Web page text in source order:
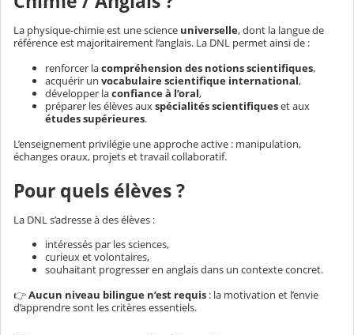
La physique-chimie est une science universelle, dont la langue de
référence est majoritairement l’anglais. La DNL permet ainsi de :
renforcer lacompréhension des notions scientifiques,
acquérir un vocabulaire scientifique international,
développer laconfiance à l’oral,
préparer les élèves auxspécialités scientifiqueset aux
études supérieures.
L’enseignement privilégie une approche active : manipulation,
échanges oraux, projets et travail collaboratif.
Pour quels élèves ?
La DNL s’adresse à des élèves :
intéressés par les sciences,
curieux et volontaires,
souhaitant progresser en anglais dans un contexte concret.
👉Aucun niveau bilingue n’est requis : la motivation et l’envie
d’apprendre sont les critères essentiels.